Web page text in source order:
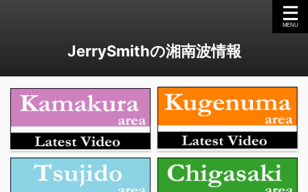
JerrySmithの湘南波情報